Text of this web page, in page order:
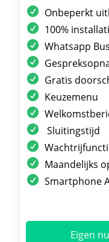
Onbeperkt
100%
Whatsapp
Gratis
Keuzemenu
Sluitingstijd
Maandelijks
Smartphone
Eigen